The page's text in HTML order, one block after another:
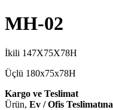
MH-02
İkili 147X75X78H
Üçlü 180x75x78H
Kargo ve Teslimat
Ürün, Ev / Ofis Teslimatına